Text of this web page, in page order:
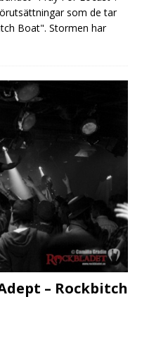
som de tar
Boat". Stormen har
Adept – Rockbitch